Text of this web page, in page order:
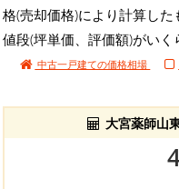
格(売却価格)により計算し
値段(坪単価、評価額)がいく
中古一戸建ての価格相場
大宮薬師山